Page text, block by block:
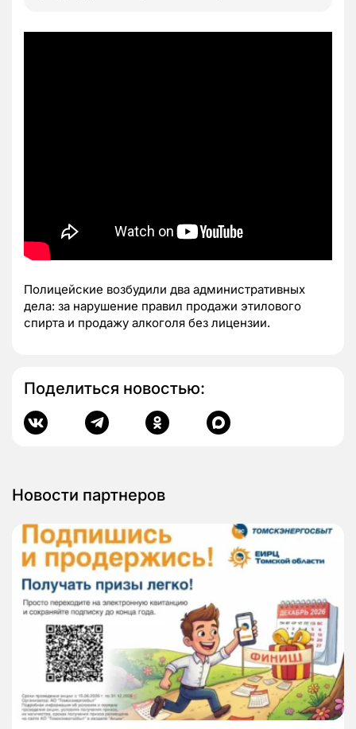
Полицейские возбудили два административных
дела: за нарушение правил продажи этилового
спирта и продажу алкоголя без лицензии.
Поделиться новостью:
Новости партнеров